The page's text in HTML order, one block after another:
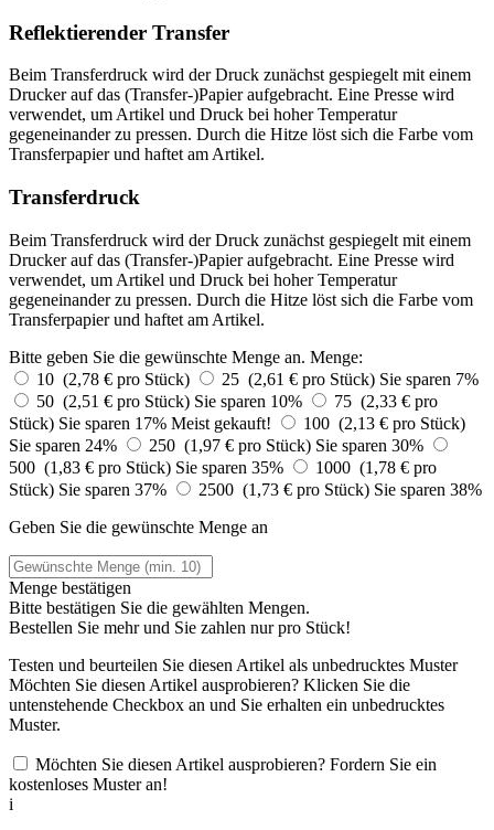
Reflektierender Transfer
Beim Transferdruck wird der Druck zunächst gespiegelt mit einem
Drucker auf das (Transfer-)Papier aufgebracht. Eine Presse wird
verwendet, um Artikel und Druck bei hoher Temperatur
gegeneinander zu pressen. Durch die Hitze löst sich die Farbe vom
Transferpapier und haftet am Artikel.
Transferdruck
Beim Transferdruck wird der Druck zunächst gespiegelt mit einem
Drucker auf das (Transfer-)Papier aufgebracht. Eine Presse wird
verwendet, um Artikel und Druck bei hoher Temperatur
gegeneinander zu pressen. Durch die Hitze löst sich die Farbe vom
Transferpapier und haftet am Artikel.
Bitte geben Sie die gewünschte Menge an. Menge:
10 (2,78 € pro Stück)
25 (2,61 € pro Stück) Sie sparen 7%
50 (2,51 € pro Stück) Sie sparen 10%
75 (2,33 € pro
Stück) Sie sparen 17% Meist gekauft!
100 (2,13 € pro Stück)
Sie sparen 24%
250 (1,97 € pro Stück) Sie sparen 30%
500 (1,83 € pro Stück) Sie sparen 35%
1000 (1,78 € pro
Stück) Sie sparen 37% 2500 (1,73 € pro Stück) Sie sparen 38%
Geben Sie die gewünschte Menge an
Menge bestätigen
Bitte bestätigen Sie die gewählten Mengen.
Bestellen Sie mehr und Sie zahlen nurpro Stück!
Testen und beurteilen Sie diesen Artikel als unbedrucktes Muster
Möchten Sie diesen Artikel ausprobieren? Klicken Sie die
untenstehende Checkbox an und Sie erhalten ein unbedrucktes
Muster.
Möchten Sie diesen Artikel ausprobieren? Fordern Sie ein
kostenloses Muster an!
i